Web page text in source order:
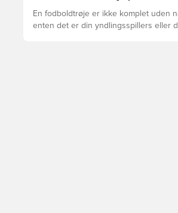
En fodboldtrøje er ikke komplet uden
enten det er din yndlingsspillers eller